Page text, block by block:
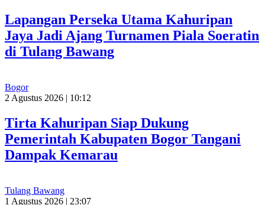
Lapangan Perseka Utama Kahuripan
Jaya Jadi Ajang Turnamen Piala Soeratin
di Tulang Bawang
Bogor
2 Agustus 2026 | 10:12
Tirta Kahuripan Siap Dukung
Pemerintah Kabupaten Bogor Tangani
Dampak Kemarau
Tulang Bawang
1 Agustus 2026 | 23:07